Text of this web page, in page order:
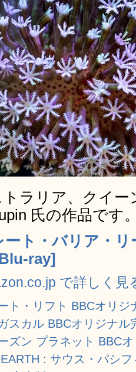
ラリア、クイ
氏の作品です
ート・バリア・
ray]
で詳しく見
ト・リフト BBCオリジ
スカル BBCオリジナル
ズン プラネット BBC
: サウス・パシ